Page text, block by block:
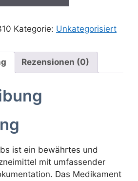
Kategorie: Unkategorisiert
Rezensionen (0)
ist ein bewährtes und
mit umfassender
Das Medikament